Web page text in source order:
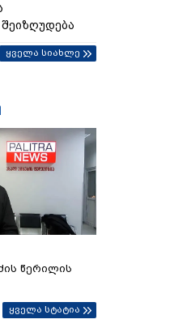
ყველა სიახლე
წერილის
ყველა სტატია